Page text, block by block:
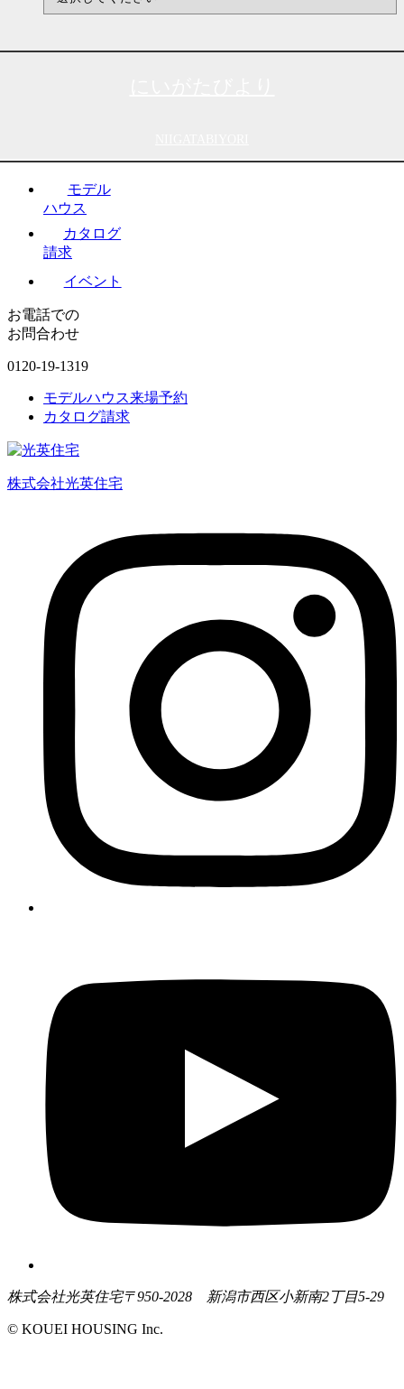
モデル
ハウス
カタログ
請求
イベント
お電話での
お問合わせ
0120-19-1319
モデルハウス来場予約
カタログ請求
株式会社光英住宅
株式会社光英住宅〒950-2028 新潟市西区小新南2丁目5-29
© KOUEI HOUSING Inc.